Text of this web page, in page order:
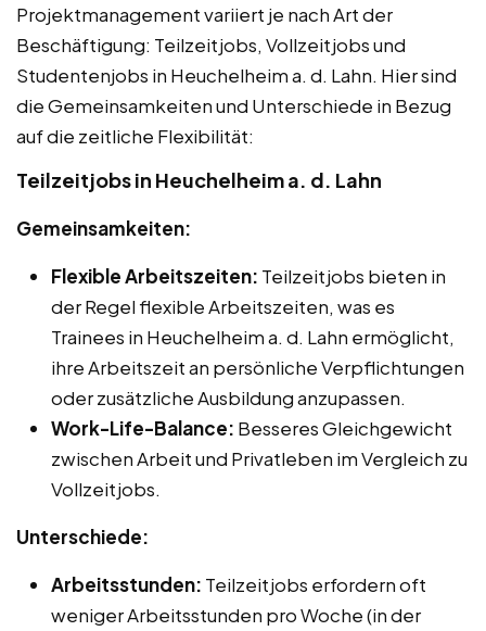
Projektmanagement variiert je nach Art der
Beschäftigung: Teilzeitjobs, Vollzeitjobs und
Studentenjobs in Heuchelheim a. d. Lahn. Hier sind
die Gemeinsamkeiten und Unterschiede in Bezug
auf die zeitliche Flexibilität:
Teilzeitjobs in Heuchelheim a. d. Lahn
Gemeinsamkeiten:
Flexible Arbeitszeiten: Teilzeitjobs bieten in
der Regel flexible Arbeitszeiten, was es
Trainees in Heuchelheim a. d. Lahn ermöglicht,
ihre Arbeitszeit an persönliche Verpflichtungen
oder zusätzliche Ausbildung anzupassen.
Work-Life-Balance: Besseres Gleichgewicht
zwischen Arbeit und Privatleben im Vergleich zu
Vollzeitjobs.
Unterschiede:
Arbeitsstunden: Teilzeitjobs erfordern oft
weniger Arbeitsstunden pro Woche (in der